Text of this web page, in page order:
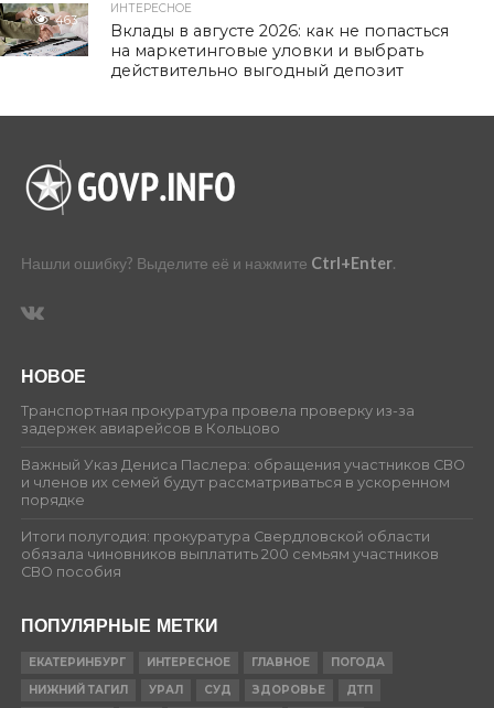
463
ИНТЕРЕСНОЕ
Вклады в августе 2026: как не попасться
на маркетинговые уловки и выбрать
действительно выгодный депозит
Нашли ошибку? Выделите её и нажмите Ctrl+Enter.
НОВОЕ
Транспортная прокуратура провела проверку из-за
задержек авиарейсов в Кольцово
Важный Указ Дениса Паслера: обращения участников СВО
и членов их семей будут рассматриваться в ускоренном
порядке
Итоги полугодия: прокуратура Свердловской области
обязала чиновников выплатить 200 семьям участников
СВО пособия
ПОПУЛЯРНЫЕ МЕТКИ
ЕКАТЕРИНБУРГ ИНТЕРЕСНОЕ ГЛАВНОЕ
ПОГОДА
НИЖНИЙ ТАГИЛ
УРАЛ СУД ЗДОРОВЬЕ ДТП